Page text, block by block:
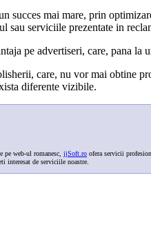
succes mai mare, prin
sau serviciile prezentate in
pe advertiseri, care, pana la
care, nu vor mai obtine
diferente vizibile.
web-ul romanesc, jjSoft.ro ofera servicii
interesat de serviciile noastre.